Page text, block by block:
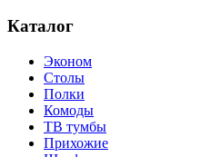
Каталог
Эконом
Столы
Полки
Комоды
ТВ тумбы
Прихожие